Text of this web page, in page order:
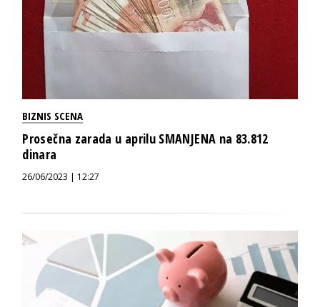
BIZNIS SCENA
Prosečna zarada u aprilu SMANJENA na 83.812
dinara
26/06/2023 | 12:27